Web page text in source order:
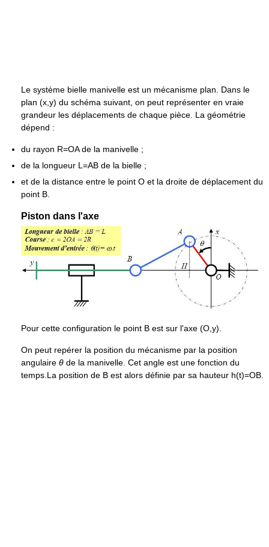
Le système bielle manivelle est un mécanisme plan. Dans le
plan (x,y) du schéma suivant, on peut représenter en vraie
grandeur les déplacements de chaque pièce. La géométrie
dépend :
du rayon R=OA de la manivelle ;
de la longueur L=AB de la bielle ;
et de la distance entre le point O et la droite de déplacement du
point B.
Piston dans l'axe
Pour cette configuration le point B est sur l'axe (O,y).
On peut repérer la position du mécanisme par la position
angulaire θ de la manivelle. Cet angle est une fonction du
temps.La position de B est alors définie par sa hauteur h(t)=OB.